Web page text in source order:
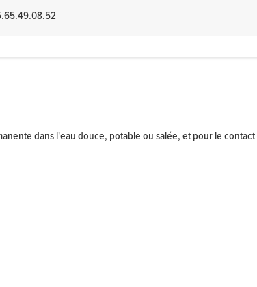
dans l'eau douce, potable ou salée, et pour le